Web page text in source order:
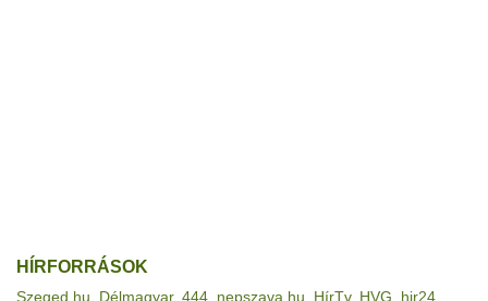
HÍRFORRÁSOK
Szeged.hu Délmagyar, 444 nepszava.hu HírTv, HVG hir24